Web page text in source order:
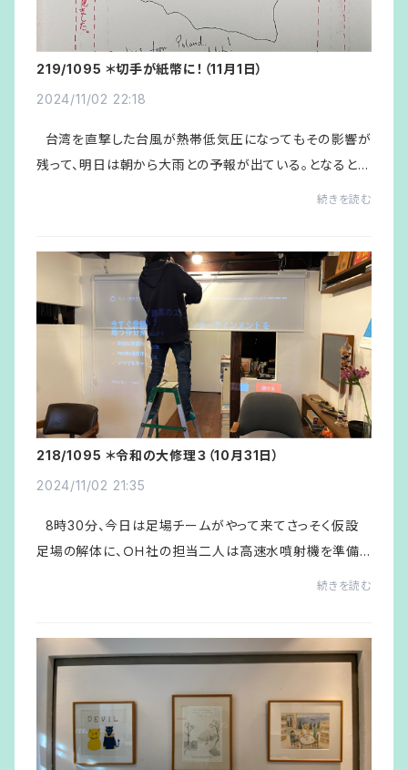
219/1095 ＊切手が紙幣に！（11月1日）
2024/11/02 22:18
台湾を直撃した台風が熱帯低気圧になってもその影響が
残って、明日は朝から大雨との予報が出ている。となると、
続きを読む
218/1095 ＊令和の大修理３（10月31日）
2024/11/02 21:35
8時30分、今日は足場チームがやって来てさっそく仮設
足場の解体に、ＯＨ社の担当二人は高速水噴射機を準備し
続きを読む